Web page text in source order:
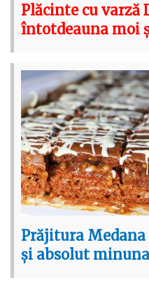
Plăcinte cu varză
întotdeauna moi
Prăjitura Medana
și absolut